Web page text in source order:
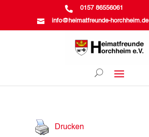
 0157 86556061
 info@heimatfreunde-horchheim.de
Drucken